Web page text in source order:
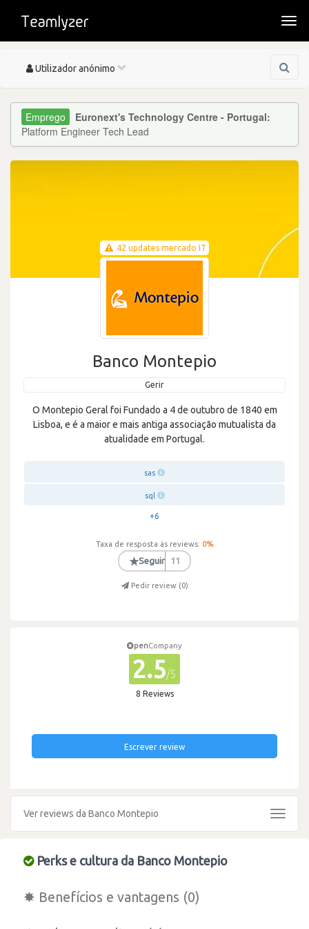
Toggle
Utilizador anónimo
Euronext's Technology Centre - Portugal:
Platform Engineer Tech Lead
42 updates mercado IT
Banco Montepio
Gerir
O Montepio Geral foi Fundado a 4 de outubro de 1840 em
Lisboa, e é a maior e mais antiga associação mutualista da
atualidade em Portugal.
sas
sql
+6
Taxa de resposta às reviews: 0%
★Seguir 11
Pedir review (0)
penCompany
2.5/5
8 Reviews
Escrever review
Ver reviews da Banco Montepio
Toggle
Perks e cultura da Banco Montepio
✸ Benefícios e vantagens (0)